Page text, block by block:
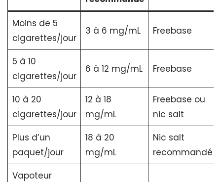
Moins de 5
cigarettes/jour
3 à 6 mg/mL Freebase
5 à 10
cigarettes/jour
6 à 12 mg/mL Freebase
10 à 20
cigarettes/jour
12 à 18
mg/mL
Freebase ou
nic salt
Plus d’un
paquet/jour
18 à 20
mg/mL
Nic salt
recommandé
Vapoteur